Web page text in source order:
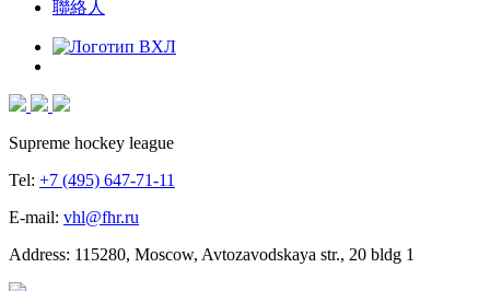
聯絡人
Supreme hockey league
Tel: +7 (495) 647-71-11
E-mail: vhl@fhr.ru
Address: 115280, Moscow, Avtozavodskaya str., 20 bldg 1